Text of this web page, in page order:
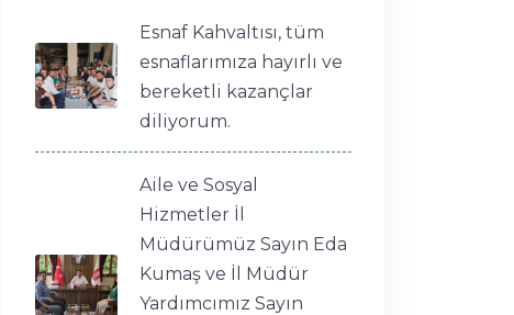
Esnaf Kahvaltısı, tüm
esnaflarımıza hayırlı ve
bereketli kazançlar
diliyorum.
Aile ve Sosyal
Hizmetler İl
Müdürümüz Sayın Eda
Kumaş ve İl Müdür
Yardımcımız Sayın